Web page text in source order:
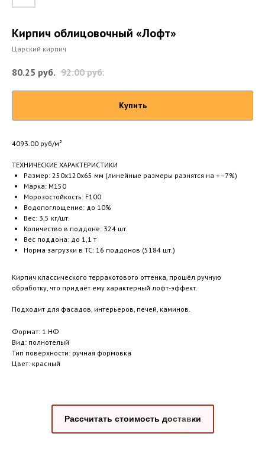
Кирпич облицовочный «Лофт»
Царский кирпич
80.25 руб. 92.00 руб.
Купить
4093.00 руб/м²
ТЕХНИЧЕСКИЕ ХАРАКТЕРИСТИКИ
Размер: 250х120х65 мм (линейные размеры разнятся на +–7%)
Марка: М150
Морозостойкость: F100
Водопоглощение: до 10%
Вес: 3,5 кг/шт.
Количество в поддоне: 324 шт.
Вес поддона: до 1,1 т
Норма загрузки в ТС: 16 поддонов (5184 шт.)
Кирпич классического терракотового оттенка, прошёл ручную
обработку, что придаёт ему характерный лофт-эффект.
Подходит для фасадов, интерьеров, печей, каминов.
Формат: 1 НФ
Вид: полнотелый
Тип поверхности: ручная формовка
Цвет: красный
Рассчитать стоимость доставки